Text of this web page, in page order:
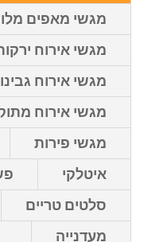
מגשי מאפים
מגשי אירוח
מגשי אירוח
מגשי אירוח
מגשי פירות
איטלקי
סלטים טריים
מעדנייה